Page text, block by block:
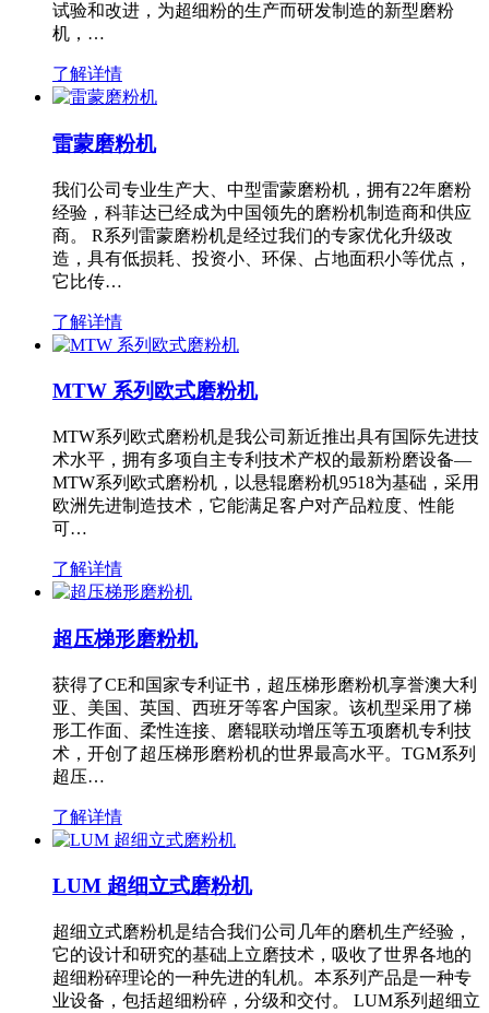
试验和改进，为超细粉的生产而研发制造的新型磨粉
机，…
了解详情
雷蒙磨粉机
我们公司专业生产大、中型雷蒙磨粉机，拥有22年磨粉
经验，科菲达已经成为中国领先的磨粉机制造商和供应
商。 R系列雷蒙磨粉机是经过我们的专家优化升级改
造，具有低损耗、投资小、环保、占地面积小等优点，
它比传…
了解详情
MTW 系列欧式磨粉机
MTW系列欧式磨粉机是我公司新近推出具有国际先进技
术水平，拥有多项自主专利技术产权的最新粉磨设备—
MTW系列欧式磨粉机，以悬辊磨粉机9518为基础，采用
欧洲先进制造技术，它能满足客户对产品粒度、性能
可…
了解详情
超压梯形磨粉机
获得了CE和国家专利证书，超压梯形磨粉机享誉澳大利
亚、美国、英国、西班牙等客户国家。该机型采用了梯
形工作面、柔性连接、磨辊联动增压等五项磨机专利技
术，开创了超压梯形磨粉机的世界最高水平。TGM系列
超压…
了解详情
LUM 超细立式磨粉机
超细立式磨粉机是结合我们公司几年的磨机生产经验，
它的设计和研究的基础上立磨技术，吸收了世界各地的
超细粉碎理论的一种先进的轧机。本系列产品是一种专
业设备，包括超细粉碎，分级和交付。 LUM系列超细立